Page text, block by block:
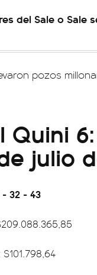
del Sale o Sale
pozos
Quini
julio
32 - 43